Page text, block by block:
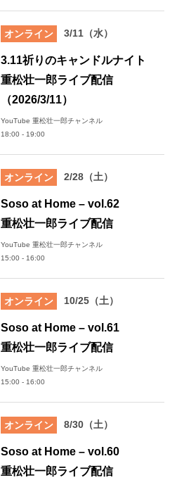
オンライン 3/11（水）
3.11祈りのキャンドルナイト
重松壮一郎ライブ配信
（2026/3/11）
YouTube 重松壮一郎チャンネル
18:00 - 19:00
オンライン 2/28（土）
Soso at Home – vol.62
重松壮一郎ライブ配信
YouTube 重松壮一郎チャンネル
15:00 - 16:00
オンライン 10/25（土）
Soso at Home – vol.61
重松壮一郎ライブ配信
YouTube 重松壮一郎チャンネル
15:00 - 16:00
オンライン 8/30（土）
Soso at Home – vol.60
重松壮一郎ライブ配信